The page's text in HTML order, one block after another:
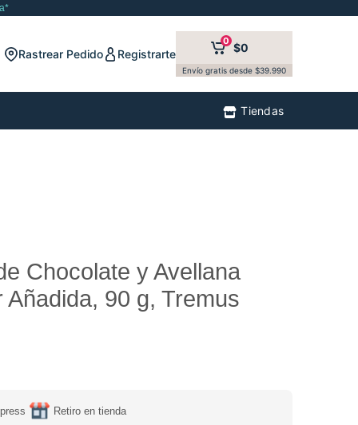
Rastrear Pedido Registrarte
0 $0
Envío gratis desde $39.990
Tiendas
Chocolate y Avellana
Añadida, 90 g, Tremus
Retiro en tienda